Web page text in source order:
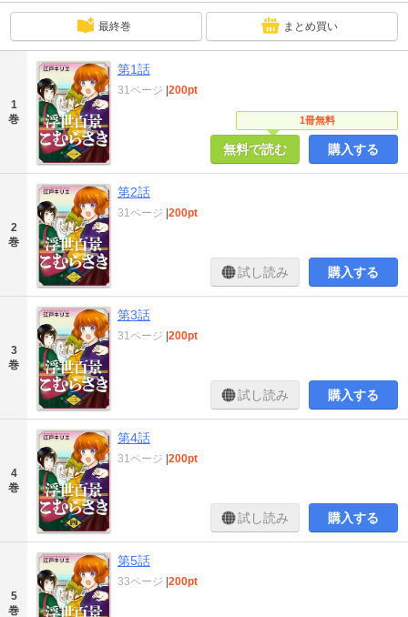
最終巻 まとめ買い
1
巻
第1話
1冊無料
31ページ 200pt
無料で読む 購入する
2
巻
第2話
31ページ 200pt
試し読み 購入する
3
巻
第3話
31ページ 200pt
試し読み 購入する
4
巻
第4話
31ページ 200pt
試し読み 購入する
5
巻
第5話
33ページ 200pt